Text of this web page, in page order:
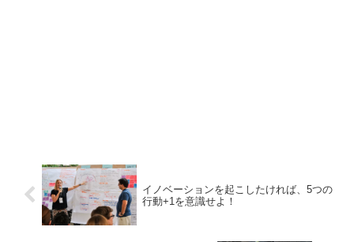
イノベーションを起こしたければ、5つの
行動+1を意識せよ！